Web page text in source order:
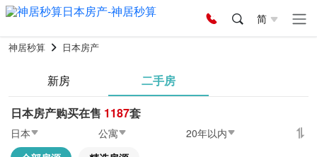
简
神居秒算 日本房产
新房
二手房
日本房产购买在售 1187套
日本 公寓
20年以内